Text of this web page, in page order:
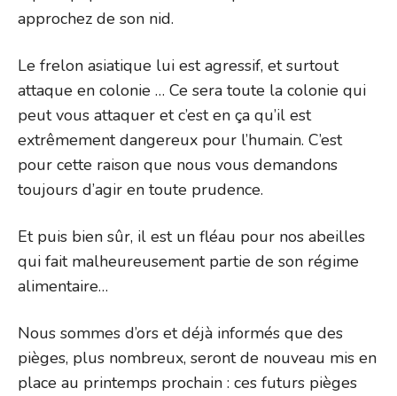
approchez de son nid.
Le frelon asiatique lui est agressif, et surtout
attaque en colonie … Ce sera toute la colonie qui
peut vous attaquer et c’est en ça qu’il est
extrêmement dangereux pour l’humain. C’est
pour cette raison que nous vous demandons
toujours d’agir en toute prudence.
Et puis bien sûr, il est un fléau pour nos abeilles
qui fait malheureusement partie de son régime
alimentaire…
Nous sommes d’ors et déjà informés que des
pièges, plus nombreux, seront de nouveau mis en
place au printemps prochain : ces futurs pièges